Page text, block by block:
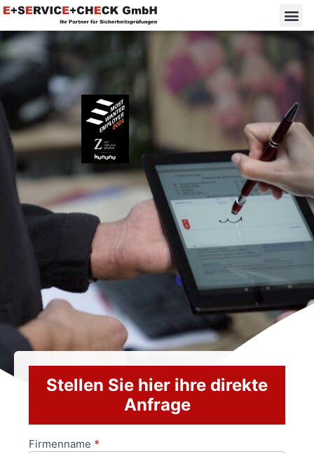
Stellen Sie hier ihre direkte
Anfrage
Anfrageformular
Firmenname *